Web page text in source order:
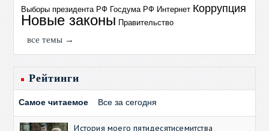
Выборы президента РФ Госдума РФ Интернет Коррупция
Новые законы Правительство
все темы →
Рейтинги
Самое читаемое Все за сегодня
История моего пятидесятисемитства